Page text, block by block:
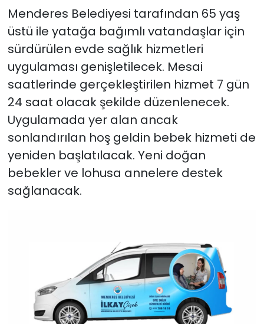
Menderes Belediyesi tarafından 65 yaş
üstü ile yatağa bağımlı vatandaşlar için
sürdürülen evde sağlık hizmetleri
uygulaması genişletilecek. Mesai
saatlerinde gerçekleştirilen hizmet 7 gün
24 saat olacak şekilde düzenlenecek.
Uygulamada yer alan ancak
sonlandırılan hoş geldin bebek hizmeti de
yeniden başlatılacak. Yeni doğan
bebekler ve lohusa annelere destek
sağlanacak.